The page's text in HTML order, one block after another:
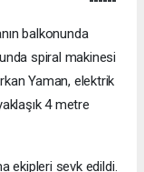
balkonunda
spiral makinesi
Yaman, elektrik
4 metre
ekipleri sevk edildi.